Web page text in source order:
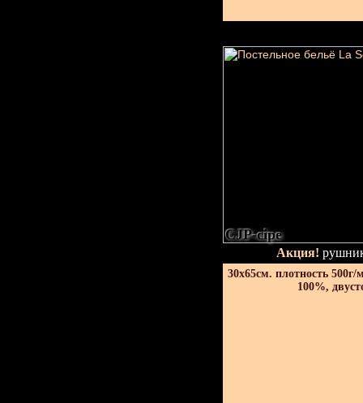
CJP-сіре
Акция!
30х65см. плотность 500г/
100%,